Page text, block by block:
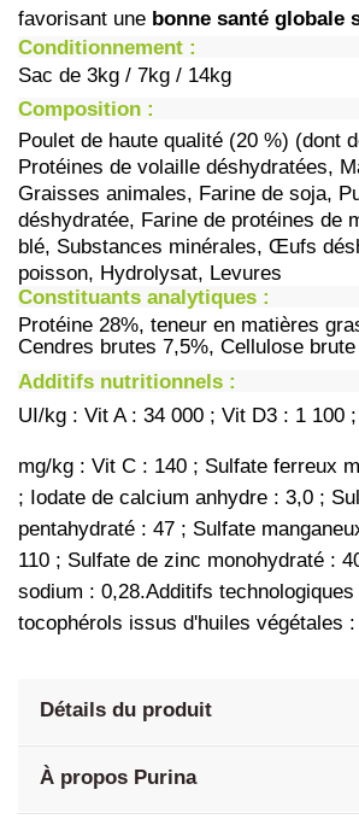
favorisant une bonne santé globale
Conditionnement :
Sac de 3kg / 7kg / 14kg
Composition :
Poulet de haute qualité (20 %) (dont
Protéines de volaille déshydratées,
Graisses animales, Farine de soja,
déshydratée, Farine de protéines de
blé, Substances minérales, Œufs
poisson, Hydrolysat, Levures
Constituants analytiques :
Protéine 28%, teneur en matières
Cendres brutes 7,5%, Cellulose
Additifs nutritionnels :
UI/kg : Vit A : 34 000 ; Vit D3 : 1 100
mg/kg : Vit C : 140 ; Sulfate ferreux
; Iodate de calcium anhydre : 3,0 ;
pentahydraté : 47 ; Sulfate
110 ; Sulfate de zinc monohydraté :
sodium : 0,28.Additifs
tocophérols issus d'huiles végétales
Détails du produit
À propos Purina